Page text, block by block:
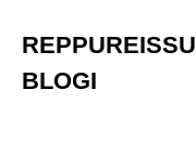
REPPUREISSU
BLOGI